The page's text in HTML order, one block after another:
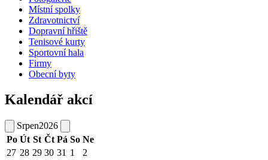
Místní spolky
Zdravotnictví
Dopravní hřiště
Tenisové kurty
Sportovní hala
Firmy
Obecní byty
Kalendář akcí
Srpen2026
Po Út St Čt Pá So Ne
27 28 29 30 31 1
2